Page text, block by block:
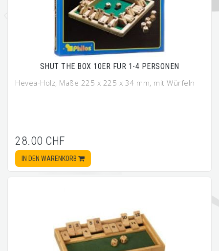
SHUT THE BOX 10ER FÜR 1-4 PERSONEN
Hevea-Holz, Maße 225 x 225 x 34 mm, mit Würfeln
28.00 CHF
IN DEN WARENKORB